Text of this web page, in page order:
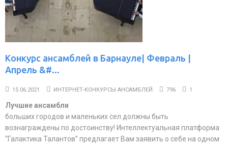
Конкурс ансамблей в Барнауле| Февраль |
Апрель &#...
15.06.2021 ИНТЕРНЕТ-КОНКУРСЫ АНСАМБЛЕЙ 796 1
Лучшие ансамбли
больших городов и маленьких сел должны быть
вознаграждены по достоинству! Интеллектуальная платформа
“Галактика Талантов” предлагает Вам заявить о себе на одном